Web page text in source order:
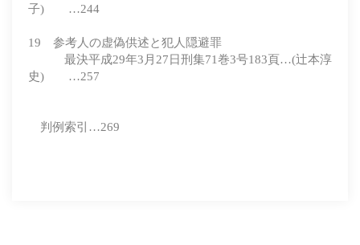
子) …244
19 参考人の虚偽供述と犯人隠避罪
最決平成29年3月27日刑集71巻3号183頁…(辻本淳
史) …257
判例索引…269